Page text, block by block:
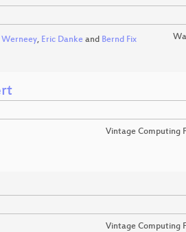
, Eric Dankeand Bernd Fix
Vintage Computing
Vintage Computing